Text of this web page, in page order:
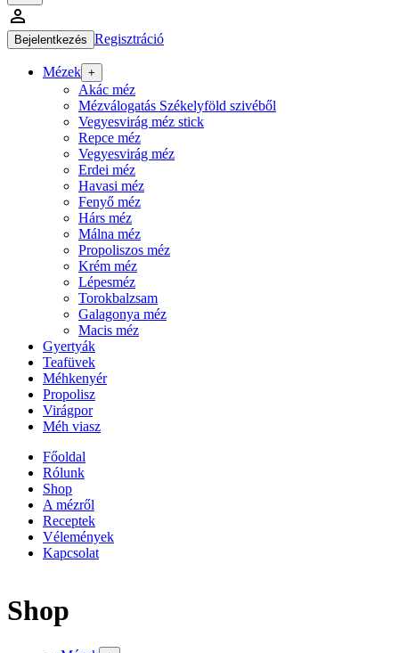
person_outline
Bejelentkezés Regisztráció
Mézek +
Akác méz
Mézválogatás Székelyföld szivéből
Vegyesvirág méz stick
Repce méz
Vegyesvirág méz
Erdei méz
Havasi méz
Fenyő méz
Hárs méz
Málna méz
Propoliszos méz
Krém méz
Lépesméz
Torokbalzsam
Galagonya méz
Macis méz
Gyertyák
Teafüvek
Méhkenyér
Propolisz
Virágpor
Méh viasz
Főoldal
Rólunk
Shop
A mézről
Receptek
Vélemények
Kapcsolat
Shop